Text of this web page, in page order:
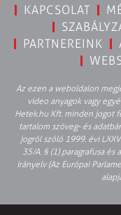
KAPCSOLAT
PARTNEREINK
Az ezen a weboldalon
video anyagok vagy
Hetek.hu Kft. minden jogot
tartalom szöveg- és
jogról szóló 1999. évi
35/A. § (1) paragrafusa
irányelv (Az Európai